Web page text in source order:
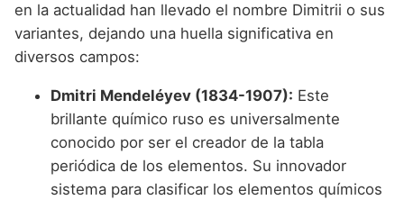
en la actualidad han llevado el nombre Dimitrii o sus
variantes, dejando una huella significativa en
diversos campos:
Dmitri Mendeléyev (1834-1907): Este
brillante químico ruso es universalmente
conocido por ser el creador de la tabla
periódica de los elementos. Su innovador
sistema para clasificar los elementos químicos